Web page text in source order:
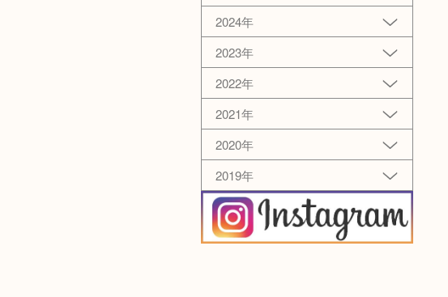
2024年
2023年
2022年
2021年
2020年
2019年